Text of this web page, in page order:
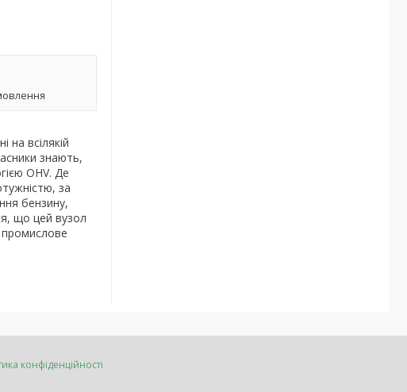
всілякій
знають,
OHV. Де
за
бензину,
що цей вузол
промислове
конфіденційності